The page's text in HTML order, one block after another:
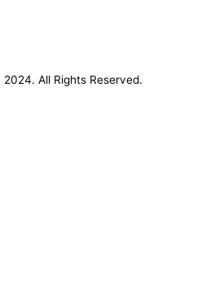
All Rights Reserved.